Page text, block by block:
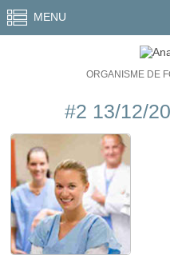
MENU
ORGANISME DE
#2 13/12/